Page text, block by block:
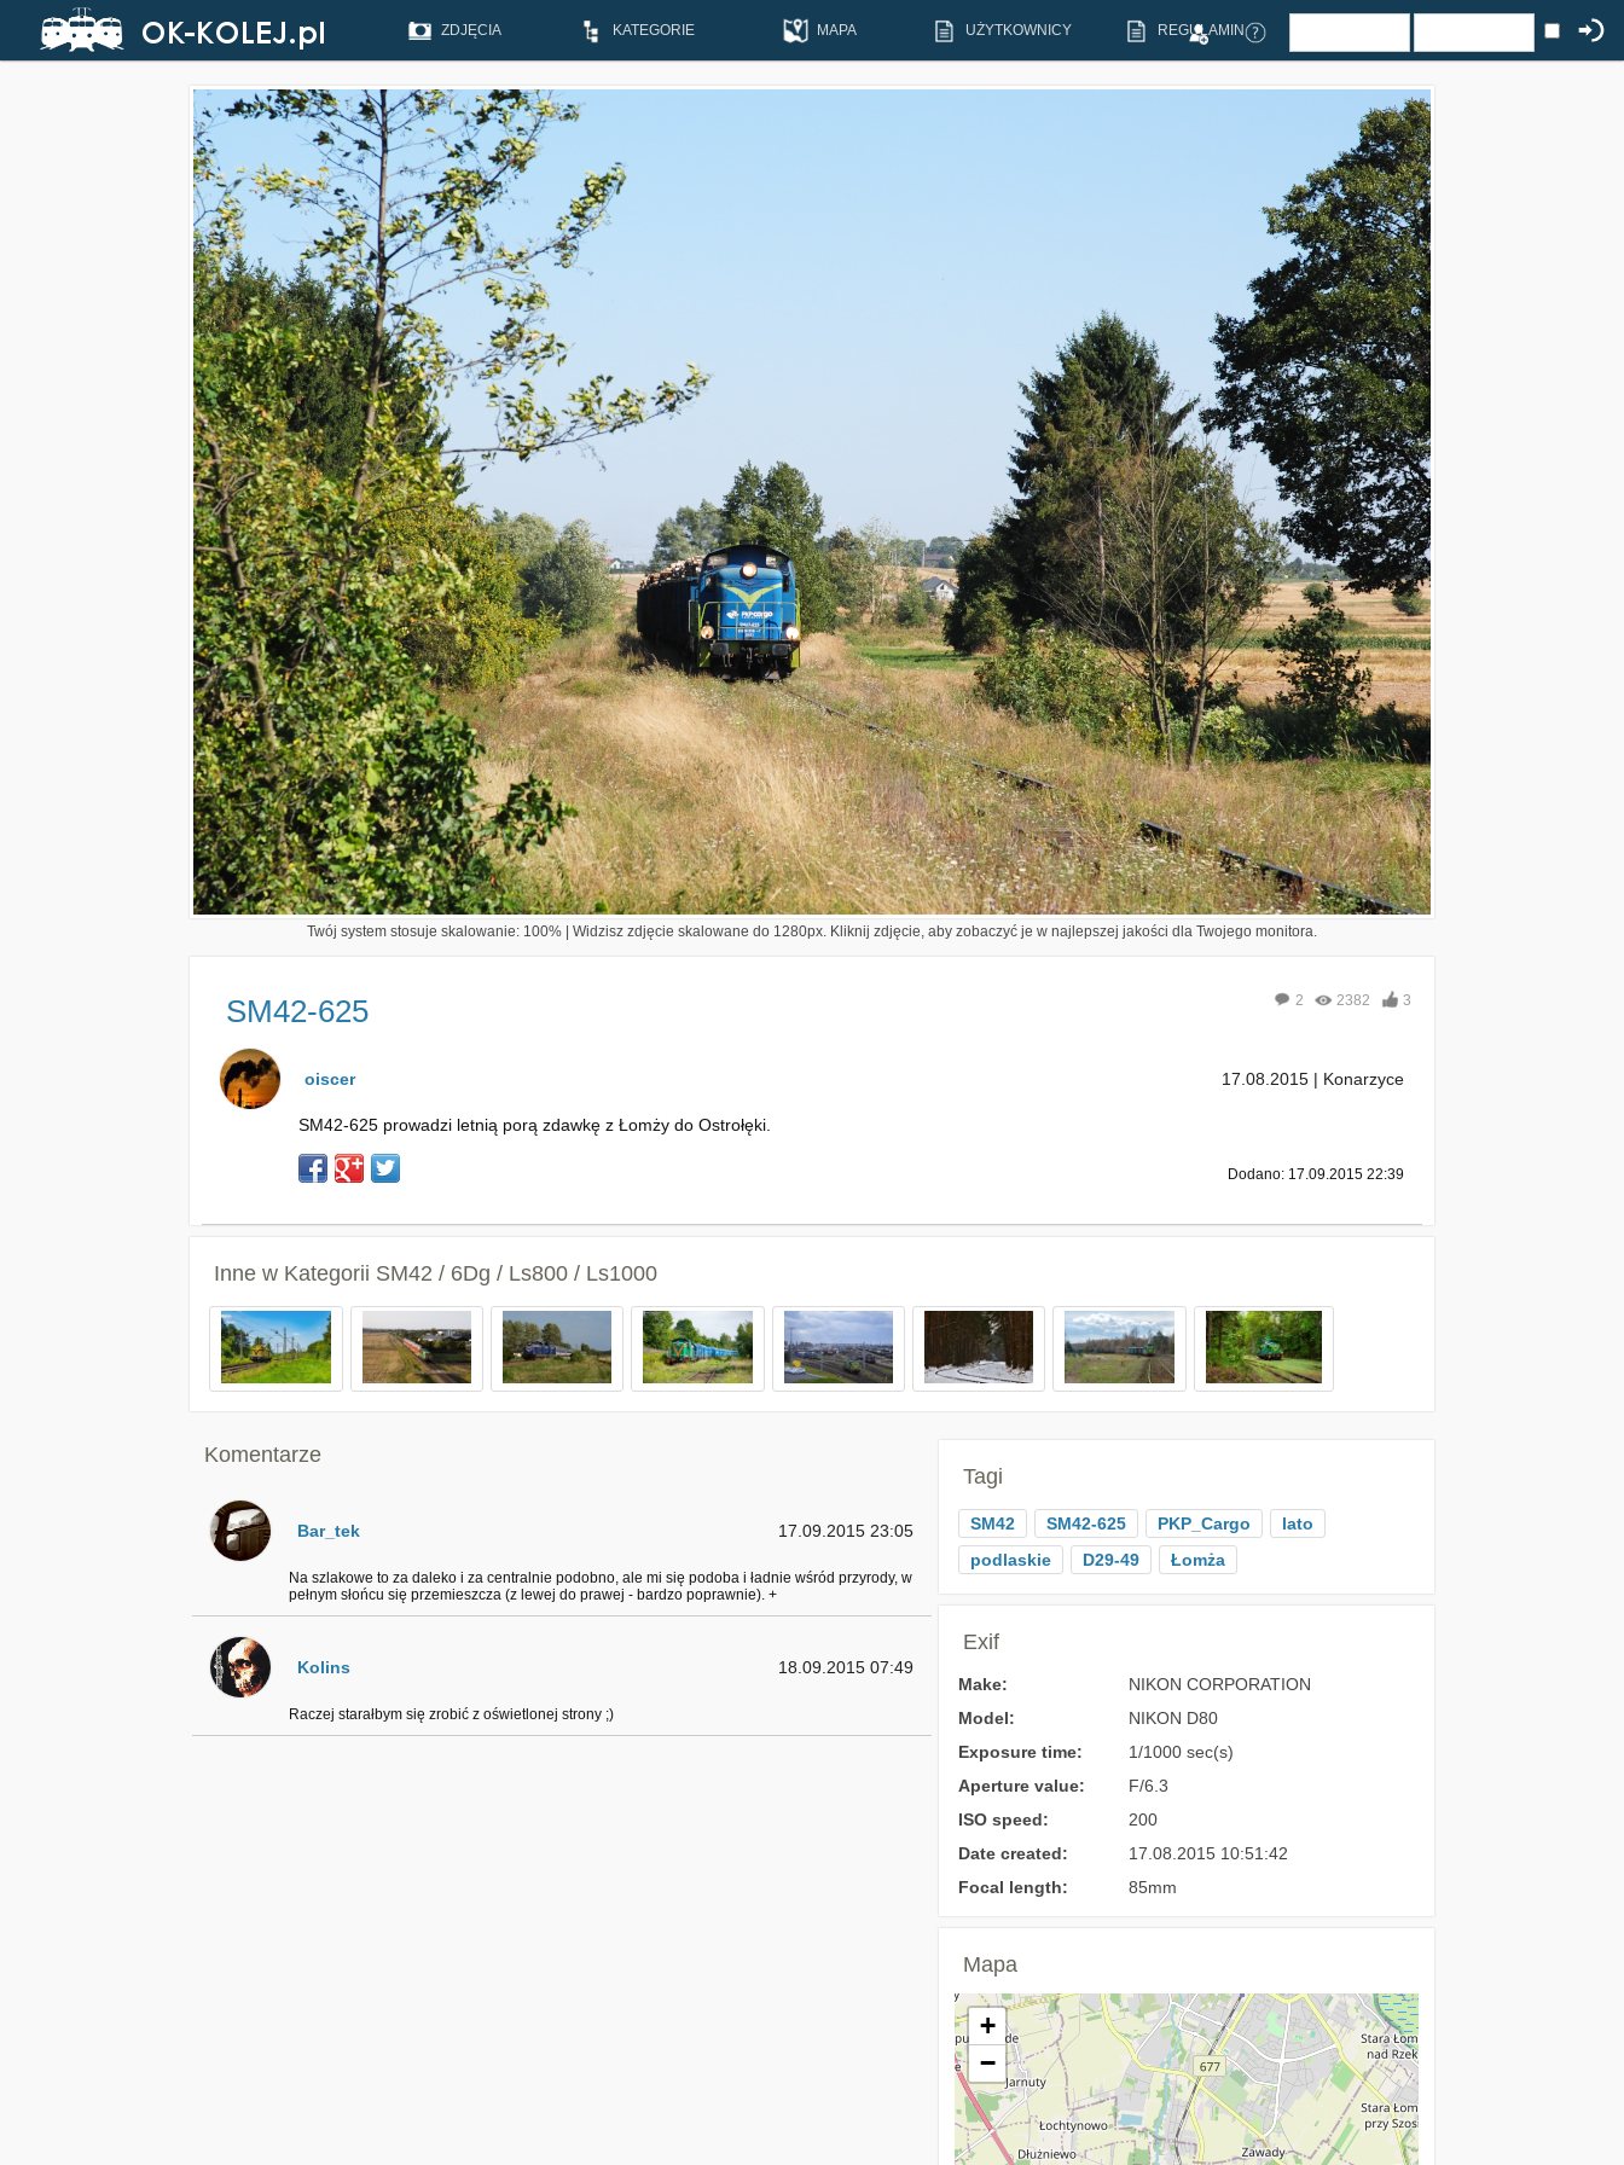
ZDJĘCIA KATEGORIE MAPA UŻYTKOWNICY REGULAMIN
Twój system stosuje skalowanie: 100% | Widzisz zdjęcie skalowane do 1280px. Kliknij zdjęcie, aby zobaczyć je w najlepszej jakości dla Twojego monitora.
SM42-625 2 2382 3
oiscer 17.08.2015 | Konarzyce
SM42-625 prowadzi letnią porą zdawkę z Łomży do Ostrołęki.
Dodano: 17.09.2015 22:39
Inne w Kategorii SM42 / 6Dg / Ls800 / Ls1000
Komentarze
Bar_tek 17.09.2015 23:05
Na szlakowe to za daleko i za centralnie podobno, ale mi się podoba i ładnie wśród przyrody, w
pełnym słońcu się przemieszcza (z lewej do prawej - bardzo poprawnie). +
Kolins 18.09.2015 07:49
Raczej starałbym się zrobić z oświetlonej strony ;)
Tagi
SM42 SM42-625 PKP_Cargo
lato
podlaskie
D29-49 Łomża
Exif
Make:
NIKON CORPORATION
Model:
NIKON D80
Exposure time:
1/1000 sec(s)
Aperture value:
F/6.3
ISO speed:
200
Date created:
17.08.2015 10:51:42
Focal length:
85mm
Mapa
+
−